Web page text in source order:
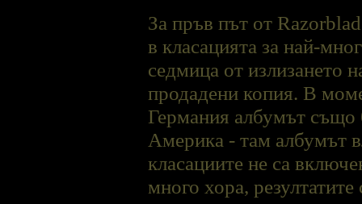
За пръв път от
в класацията за най-
седмица от излизането
продадени копия. В
Германия албумът
Америка - там албумът
класациите не са
много хора,